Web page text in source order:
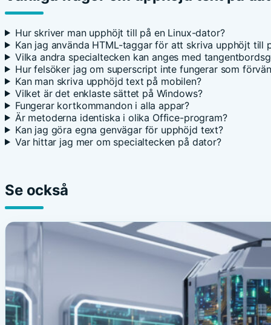
Hur skriver man upphöjt till på en Linux-dator?
Kan jag använda HTML-taggar för att skriva upphöjt till
Vilka andra specialtecken kan anges med
Hur felsöker jag om superscript inte fungerar som
Kan man skriva upphöjd text på mobilen?
Vilket är det enklaste sättet på Windows?
Fungerar kortkommandon i alla appar?
Är metoderna identiska i olika Office-program?
Kan jag göra egna genvägar för upphöjd text?
Var hittar jag mer om specialtecken på dator?
Se också